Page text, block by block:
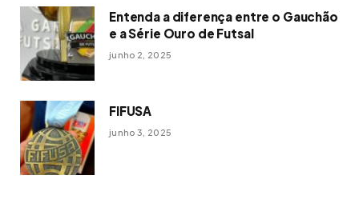
Entenda a diferença entre o Gauchão
e a Série Ouro de Futsal
junho 2, 2025
FIFUSA
junho 3, 2025